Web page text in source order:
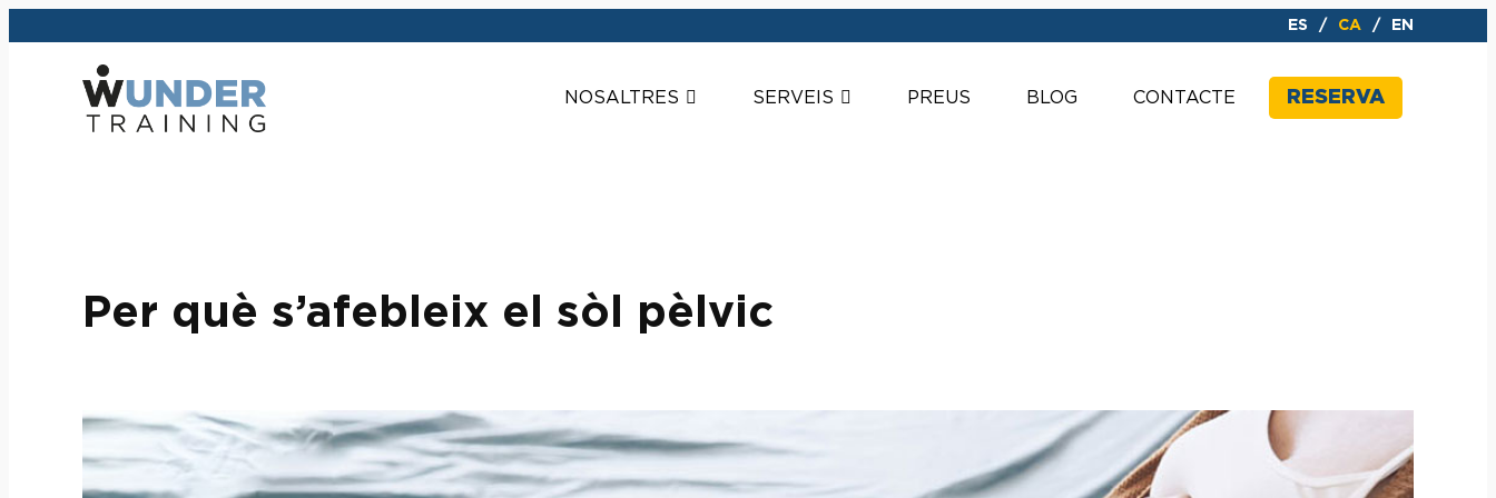
contingut
ES CA EN
NOSALTRES SERVEIS PREUS BLOG CONTACTE RESERVA
Per què s’afebleix el sòl pèlvic